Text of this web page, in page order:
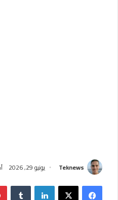
Teknews يونيو 29, 2026
فيسبوك لينكدإن